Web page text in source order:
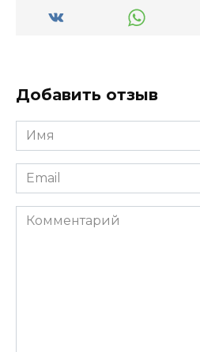
Добавить отзыв
Имя
*
Email
*
Комментарий